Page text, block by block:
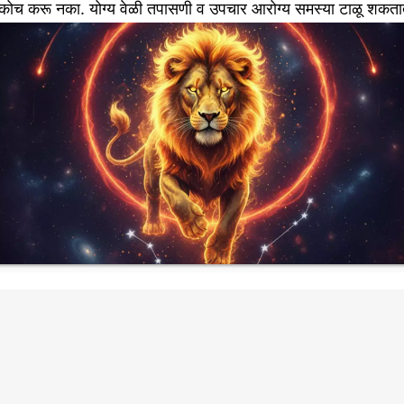
करू नका. योग्य वेळी तपासणी व उपचार आरोग्य समस्या टाळू